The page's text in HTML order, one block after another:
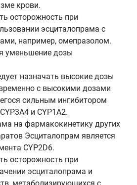
крови.
осторожность при
эсциталопрама с
например, омепразолом.
уменьшение дозы
назначать высокие дозы
с высокими дозами
сильным ингибитором
и CYP1A2.
на фармакокинетику других
Эсциталопрам является
CYP2D6.
осторожность при
эсциталопрама и